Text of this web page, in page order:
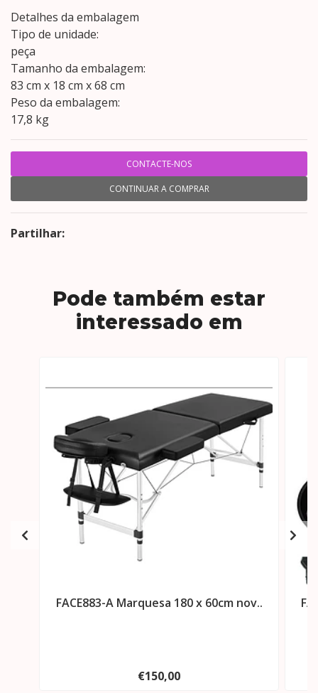
Detalhes da embalagem
Tipo de unidade:
peça
Tamanho da embalagem:
83 cm x 18 cm x 68 cm
Peso da embalagem:
17,8 kg
CONTACTE-NOS
CONTINUAR A COMPRAR
Partilhar:
Pode também estar
interessado em
FACE883-A Marquesa 180 x 60cm nov..
€150,00